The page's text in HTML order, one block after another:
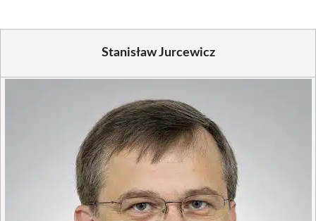
Stanisław Jurcewicz